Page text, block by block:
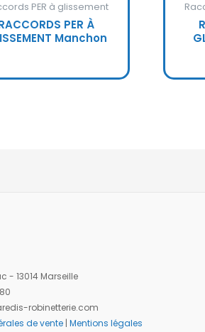
PER à glissement
PER À
Manchon
- 13014 Marseille
robinetterie.com
de vente | Mentions légales